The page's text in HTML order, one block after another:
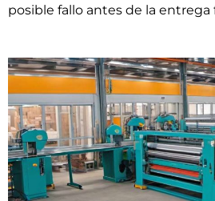
posible fallo antes de la entrega